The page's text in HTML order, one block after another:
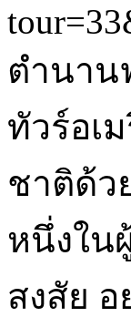
ตำนาน
ทัวร์อเ
ชาติด้ว
หนึ่งใน
สงสัย